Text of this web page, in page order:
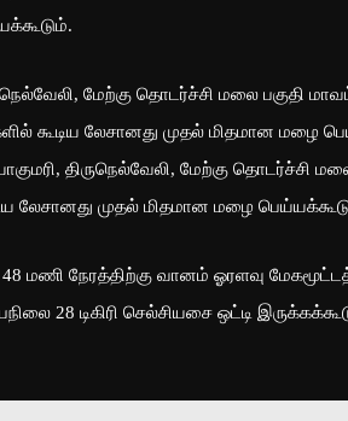
மேற்கு தொடர்ச்சி மலை பகுதி
கூடிய லேசானது முதல் மிதமான மழை
திருநெல்வேலி, மேற்கு தொடர்ச்சி
லேசானது முதல் மிதமான மழை
நேரத்திற்கு வானம் ஓரளவு
28 டிகிரி செல்சியசை ஒட்டி